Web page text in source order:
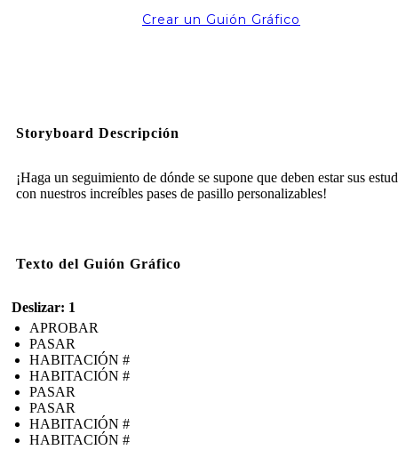
Crear un Guión Gráfico
Storyboard Descripción
¡Haga un seguimiento de dónde se supone que deben estar sus
con nuestros increíbles pases de pasillo personalizables!
Texto del Guión Gráfico
Deslizar: 1
APROBAR
PASAR
HABITACIÓN #
HABITACIÓN #
PASAR
PASAR
HABITACIÓN #
HABITACIÓN #